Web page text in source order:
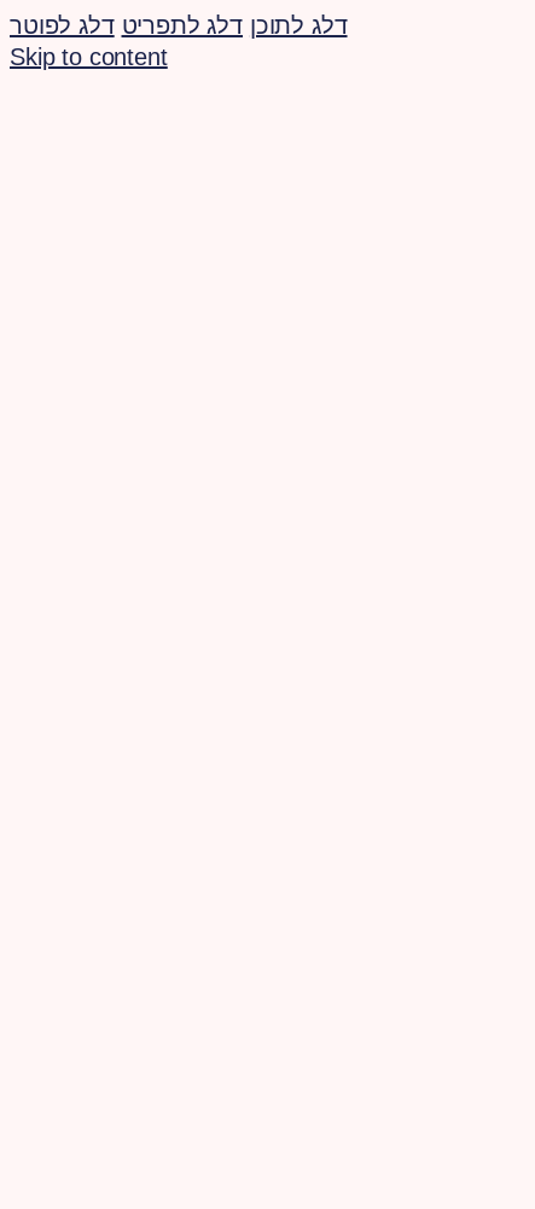
דלג לתוכן דלג לתפריט דלג לפוטר
Skip to content